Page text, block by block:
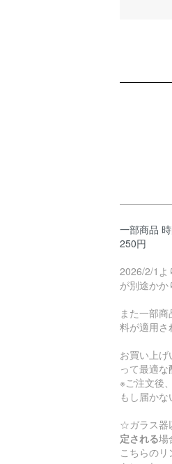
一部商品
250円
2026/2/1よ
が別途かか
また一部
料が適用さ
お買い上げ
って最適
※ご注文後
もし届かな
☆ガラス器
定される場
こちらの